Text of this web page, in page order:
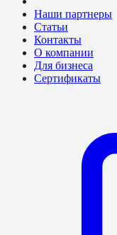
Наши партнеры
Статьи
Контакты
О компании
Для бизнеса
Сертификаты